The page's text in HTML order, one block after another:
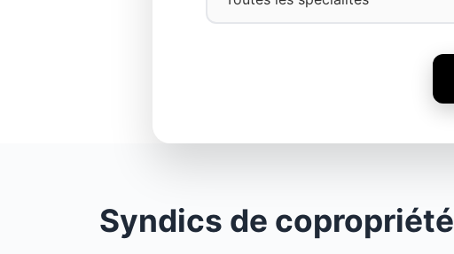
Syndics de copropriété